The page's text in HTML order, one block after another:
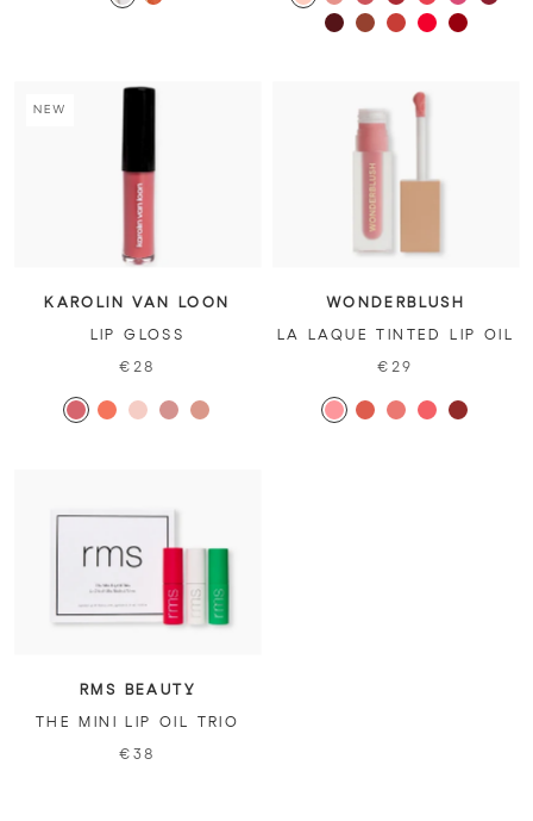
NEW
KAROLIN VAN LOON
LIP GLOSS
€28
WONDERBLUSH
LA LAQUE TINTED LIP OIL
€29
RMS BEAUTY
THE MINI LIP OIL TRIO
€38